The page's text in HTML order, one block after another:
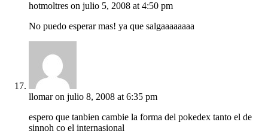
hotmoltres on julio 5, 2008 at 4:50 pm
No puedo esperar mas! ya que salgaaaaaaaa
llomar on julio 8, 2008 at 6:35 pm
espero que tanbien cambie la forma del pokedex tanto el de
sinnoh co el internasional